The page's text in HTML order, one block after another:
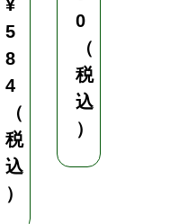
¥
5
8
4
（
税
込
）
0
（
税
込
）